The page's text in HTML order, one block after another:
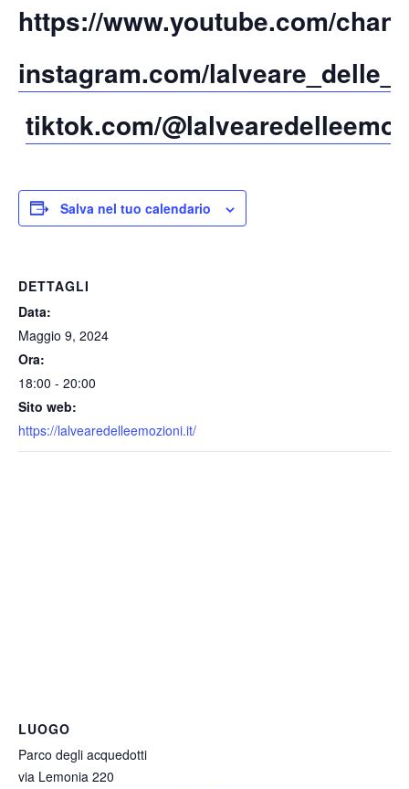
https://www.youtube.com/
instagram.com/
tiktok.com/
Salva nel tuo calendario
DETTAGLI
Data:
Maggio 9, 2024
Ora:
18:00 - 20:00
Sito web:
https://lalvearedelleemozioni.it/
LUOGO
Parco degli acquedotti
via Lemonia 220